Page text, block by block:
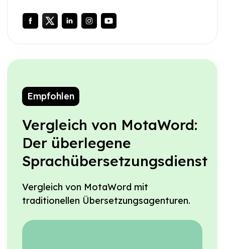
Empfohlen
Vergleich von MotaWord:
Der überlegene
Sprachübersetzungsdienst
Vergleich von MotaWord mit
traditionellen Übersetzungsagenturen.